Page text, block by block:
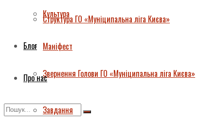
Структура ГО «Муніципальна ліга Києва»
Маніфест
Звернення Голови ГО «Муніципальна ліга Києва»
Культура
Блог
Про нас
Завдання